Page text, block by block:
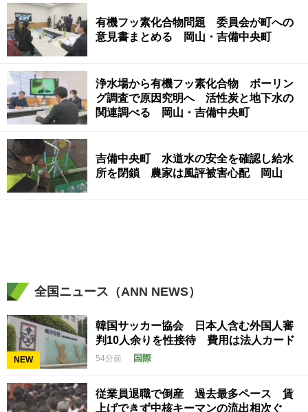
有機フッ素化合物問題 委員会が町への
意見書まとめる 岡山・吉備中央町
浄水場から有機フッ素化合物 ボーリン
グ調査で原因究明へ 活性炭と地下水の
関連調べる 岡山・吉備中央町
吉備中央町 水道水の安全を確認し給水
所を閉鎖 農家は風評被害心配 岡山
全国ニュース（ANN NEWS）
NEW
韓国サッカー協会 日本人含む外国人審
判10人余りを性接待 費用は法人カード
54分前 国際
従業員退職で倒産 過去最多ペース 賃
上げできず中核キーマンの流出相次ぐ